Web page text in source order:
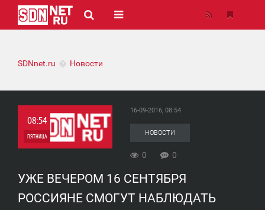
SDNnet.ru Новости
08:54
ПЯТНИЦА
16-09-2016, 08:54
НОВОСТИ
0 0
УЖЕ ВЕЧЕРОМ 16 СЕНТЯБРЯ
РОССИЯНЕ СМОГУТ НАБЛЮДАТЬ